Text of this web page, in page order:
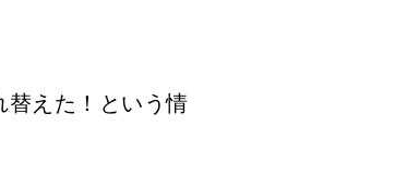
替えた！という情